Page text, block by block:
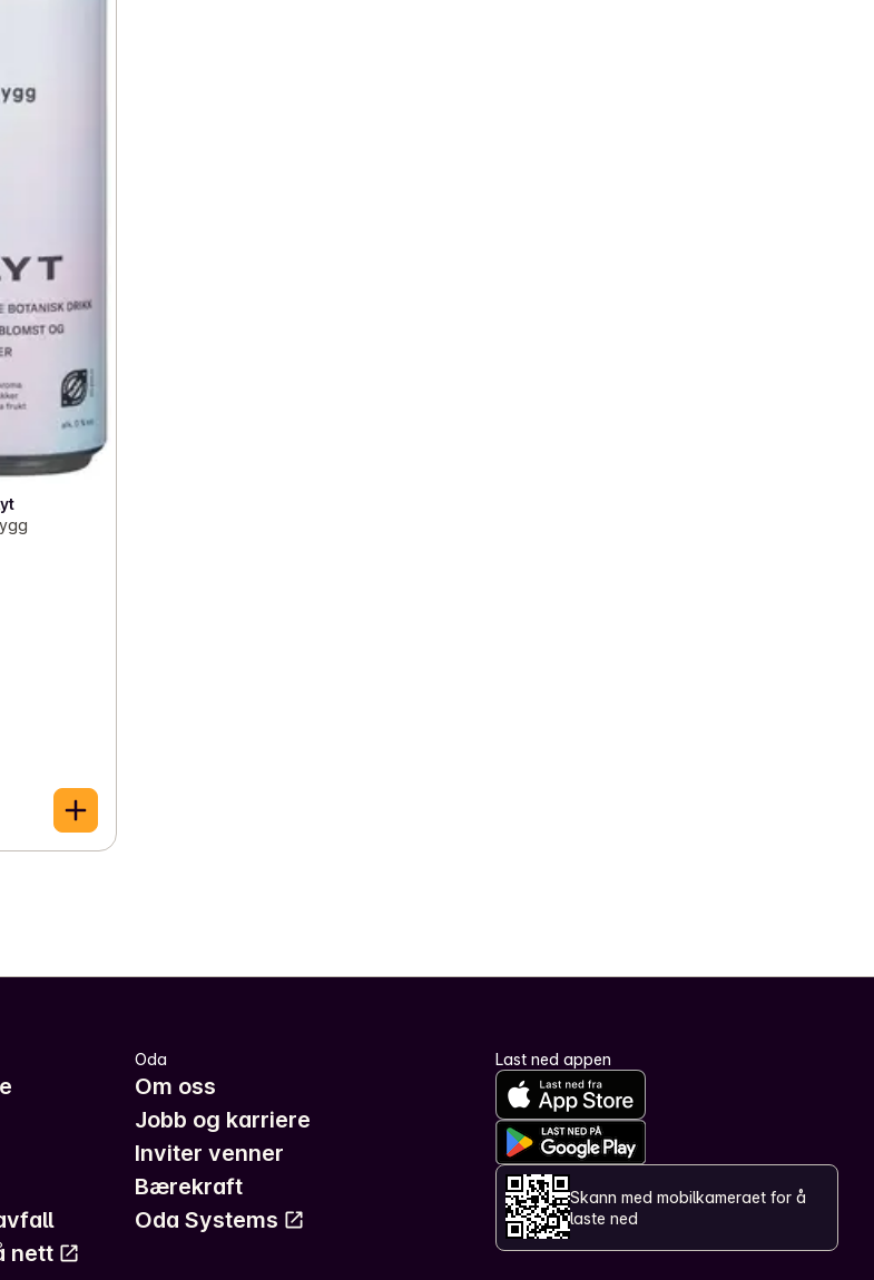
nett
Oda
Om oss
Jobb og karriere
Inviter venner
Bærekraft
Oda Systems
Last ned appen
Skann med mobilkameraet for å
laste ned